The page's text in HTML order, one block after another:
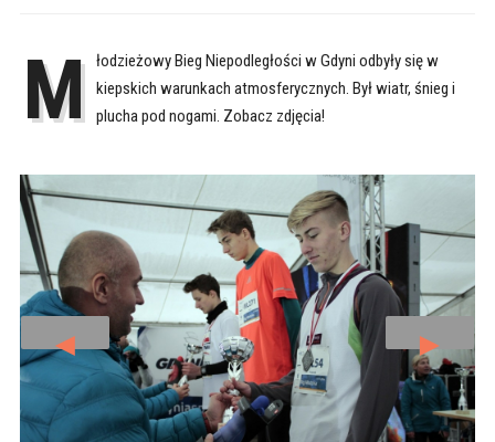
M łodzieżowy Bieg Niepodległości w Gdyni odbyły się w
kiepskich warunkach atmosferycznych. Był wiatr, śnieg i
plucha pod nogami. Zobacz zdjęcia!
◄ ►